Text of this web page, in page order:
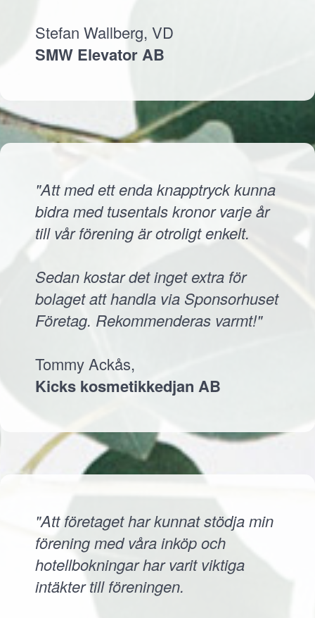
Stefan Wallberg, VD
SMW Elevator AB
"Att med ett enda knapptryck kunna
bidra med tusentals kronor varje år
till vår förening är otroligt enkelt.
Sedan kostar det inget extra för
bolaget att handla via Sponsorhuset
Företag. Rekommenderas varmt!"
Tommy Ackås,
Kicks kosmetikkedjan AB
"Att företaget har kunnat stödja min
förening med våra inköp och
hotellbokningar har varit viktiga
intäkter till föreningen.